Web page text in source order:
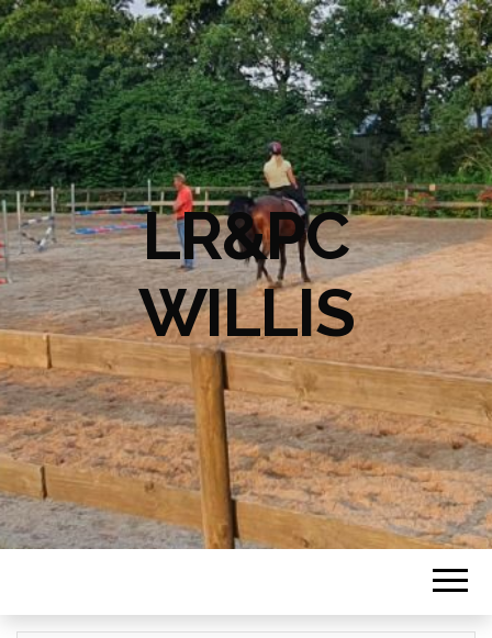
LR&PC
WILLIS